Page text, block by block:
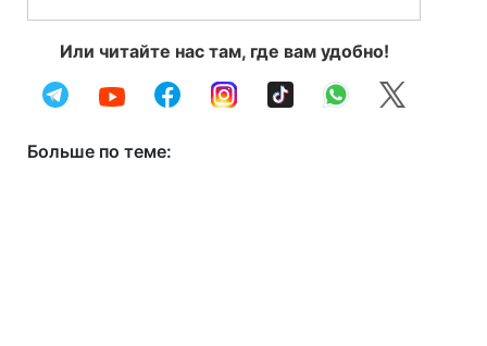
Или читайте нас там, где вам удобно!
Больше по теме: